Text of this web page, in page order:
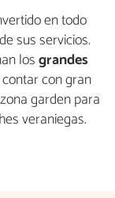
en todo
sus servicios.
losgrandes
con gran
garden para
veraniegas.